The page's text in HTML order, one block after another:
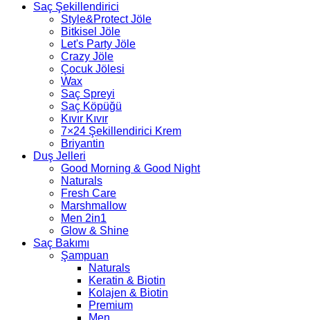
Saç Şekillendirici
Style&Protect Jöle
Bitkisel Jöle
Let's Party Jöle
Crazy Jöle
Çocuk Jölesi
Wax
Saç Spreyi
Saç Köpüğü
Kıvır Kıvır
7×24 Şekillendirici Krem
Briyantin
Duş Jelleri
Good Morning & Good Night
Naturals
Fresh Care
Marshmallow
Men 2in1
Glow & Shine
Saç Bakımı
Şampuan
Naturals
Keratin & Biotin
Kolajen & Biotin
Premium